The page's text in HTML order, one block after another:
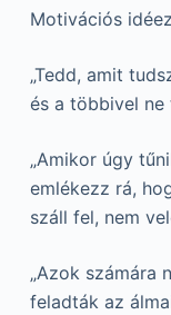
Motivációs
„Tedd, amit
és a többivel ne
„Amikor úgy
emlékezz rá,
száll fel, nem
„Azok számára
feladták az